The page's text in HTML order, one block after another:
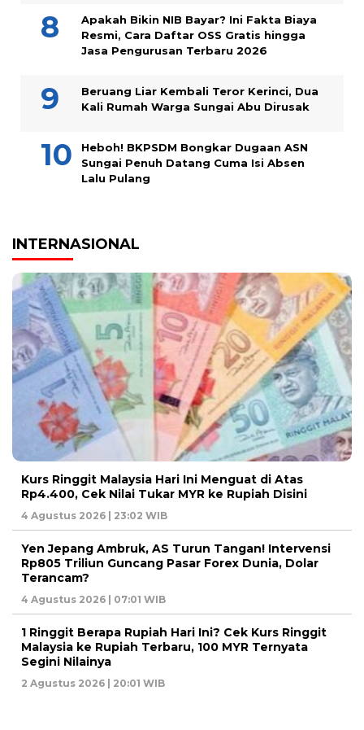
Apakah Bikin NIB Bayar? Ini Fakta Biaya
Resmi, Cara Daftar OSS Gratis hingga
Jasa Pengurusan Terbaru 2026
Beruang Liar Kembali Teror Kerinci, Dua
Kali Rumah Warga Sungai Abu Dirusak
Heboh! BKPSDM Bongkar Dugaan ASN
Sungai Penuh Datang Cuma Isi Absen
Lalu Pulang
INTERNASIONAL
Kurs Ringgit Malaysia Hari Ini Menguat di Atas
Rp4.400, Cek Nilai Tukar MYR ke Rupiah Disini
4 Agustus 2026 | 23:02 WIB
Yen Jepang Ambruk, AS Turun Tangan! Intervensi
Rp805 Triliun Guncang Pasar Forex Dunia, Dolar
Terancam?
4 Agustus 2026 | 07:01 WIB
1 Ringgit Berapa Rupiah Hari Ini? Cek Kurs Ringgit
Malaysia ke Rupiah Terbaru, 100 MYR Ternyata
Segini Nilainya
2 Agustus 2026 | 20:01 WIB